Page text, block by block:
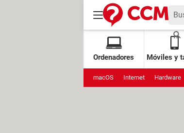
Ordenadores Móviles y
macOS Internet Hardware